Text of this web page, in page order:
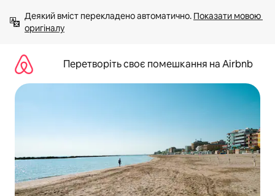
вмісту
Деякий вміст перекладено автоматично. Показати мовою
оригіналу
Перетворіть своє помешкання на Airbnb